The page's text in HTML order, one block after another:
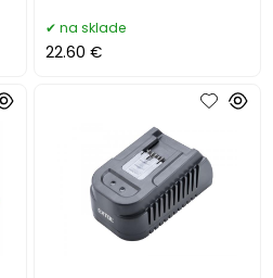
na sklade
22.60 €